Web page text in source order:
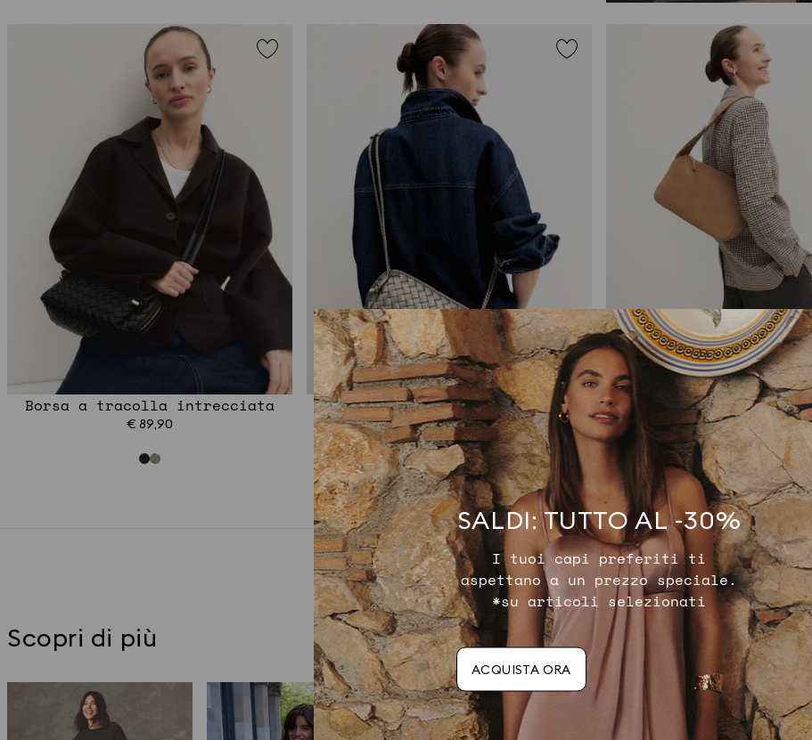
Borsa a tracolla intrecciata
€ 89,90
Borsa a tracolla intrecciata
€ 89,90
Borsa a spalla
€ 109,90
Scopri di più
SALDI: TUTTO AL -30%
I tuoi capi preferiti ti
aspettano a un prezzo speciale.
*su articoli selezionati
ACQUISTA ORA